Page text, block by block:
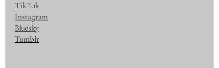
TikTok
Instagram
Bluesky
Tumblr